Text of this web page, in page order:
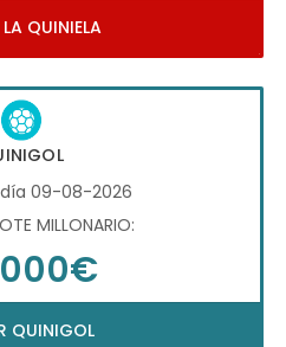
QUINIELA
09-08-2026
MILLONARIO:
QUINIGOL